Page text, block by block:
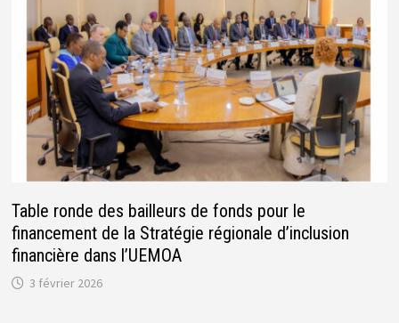
Table ronde des bailleurs de fonds pour le
financement de la Stratégie régionale d’inclusion
financière dans l’UEMOA
3 février 2026